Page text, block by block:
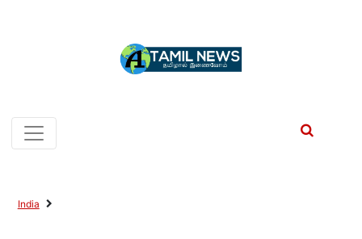
India